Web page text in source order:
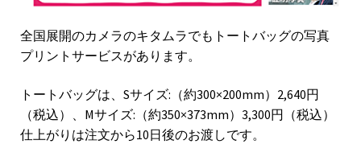
全国展開のカメラのキタムラでもトートバッグの写真
プリントサービスがあります。
トートバッグは、Sサイズ:（約300×200mm）2,640円
（税込）、Mサイズ:（約350×373mm）3,300円（税込）
仕上がりは注文から10日後のお渡しです。